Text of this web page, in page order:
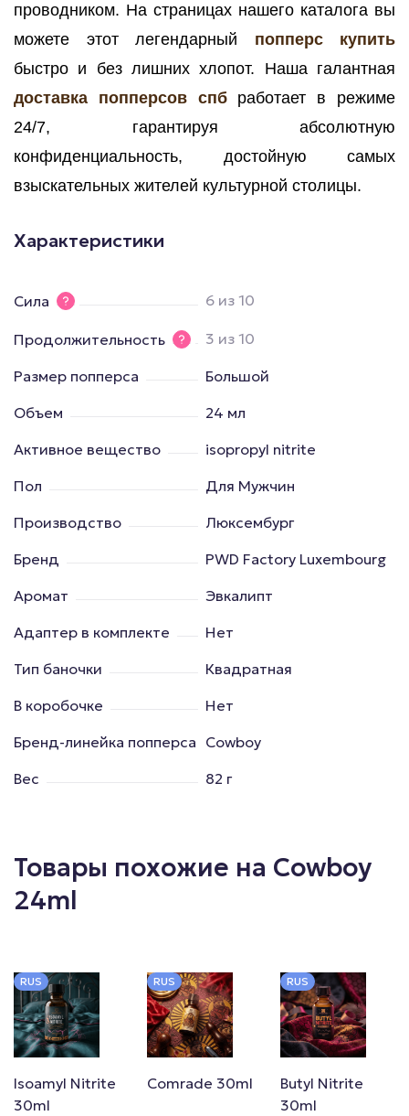
проводником. На страницах нашего каталога вы
можете этот легендарный попперс купить
быстро и без лишних хлопот. Наша галантная
доставка попперсов спбработает в режиме
24/7, гарантируя абсолютную
конфиденциальность, достойную самых
взыскательных жителей культурной столицы.
Характеристики
Сила 6 из 10
Продолжительность 3 из 10
Размер попперса
Большой
Объем
24 мл
Активное вещество
isopropyl nitrite
Пол
Для Мужчин
Производство
Люксембург
Бренд
PWD Factory Luxembourg
Аромат
Эвкалипт
Адаптер в комплекте
Нет
Тип баночки
Квадратная
В коробочке
Нет
Бренд-линейка попперса Cowboy
Вес
82 г
Товары похожие на Cowboy
24ml
RUS
Isoamyl Nitrite
30ml
RUS
Comrade 30ml
RUS
Butyl Nitrite
30ml